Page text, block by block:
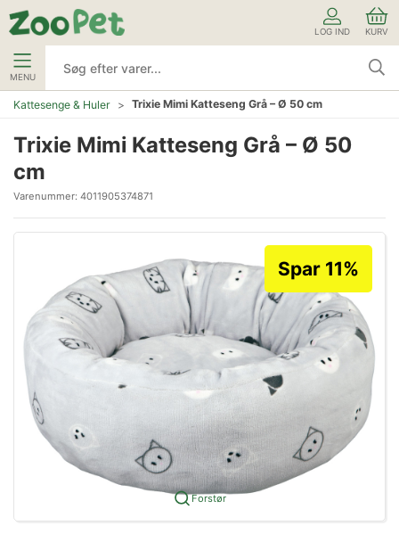
LOG IND KURV
MENU
Kattesenge & Huler Trixie Mimi Katteseng Grå – Ø 50 cm
Trixie Mimi Katteseng Grå – Ø 50
cm
Varenummer: 4011905374871
Forstør
Spar 11%